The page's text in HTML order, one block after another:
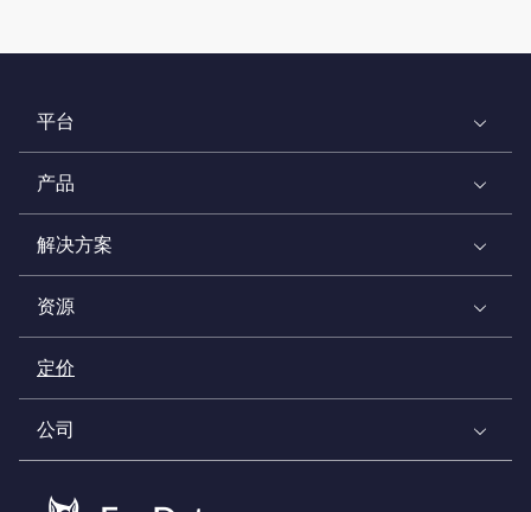
平台
产品
解决方案
资源
定价
公司